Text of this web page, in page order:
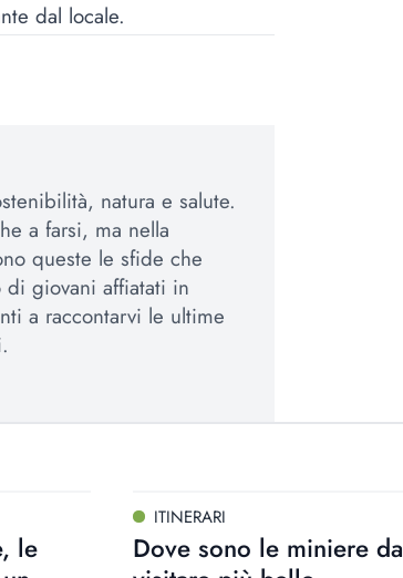
dal locale.
natura e salute.
a farsi, ma nella
queste le sfide che
giovani affiatati in
a raccontarvi le ultime
le
ITINERARI
Dove sono le miniere da